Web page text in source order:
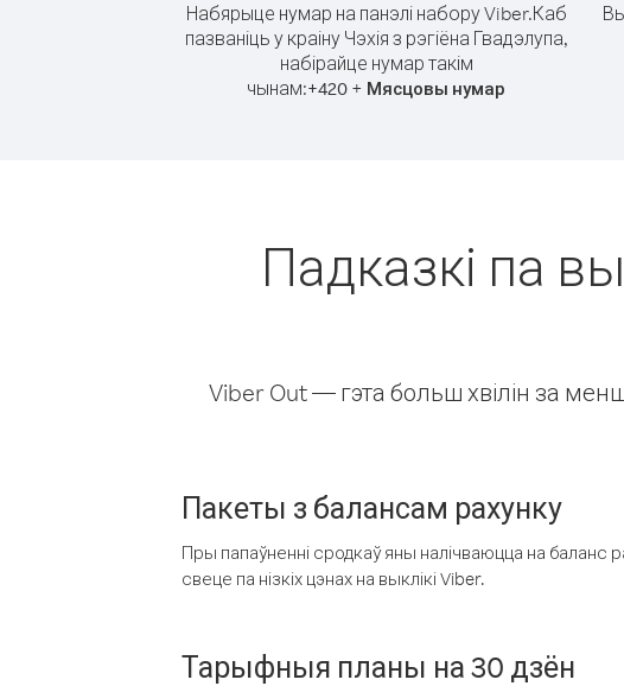
Набярыце нумар на панэлі набору Viber.Каб
пазваніць у краіну Чэхія з рэгіёна Гвадэлупа,
набірайце нумар такім
чынам:+420 + Мясцовы нумар
Падказкі па
Viber Out — гэта больш хвілін за
Пакеты з балансам рахунку
Пры папаўненні сродкаў яны налічваюцца на
свеце па нізкіх цэнах на выклікі Viber.
Тарыфныя планы на 30 дзён